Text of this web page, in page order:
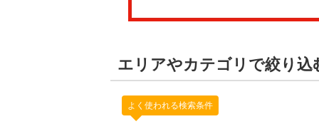
エリアやカテゴリで絞り込
よく使われる検索条件